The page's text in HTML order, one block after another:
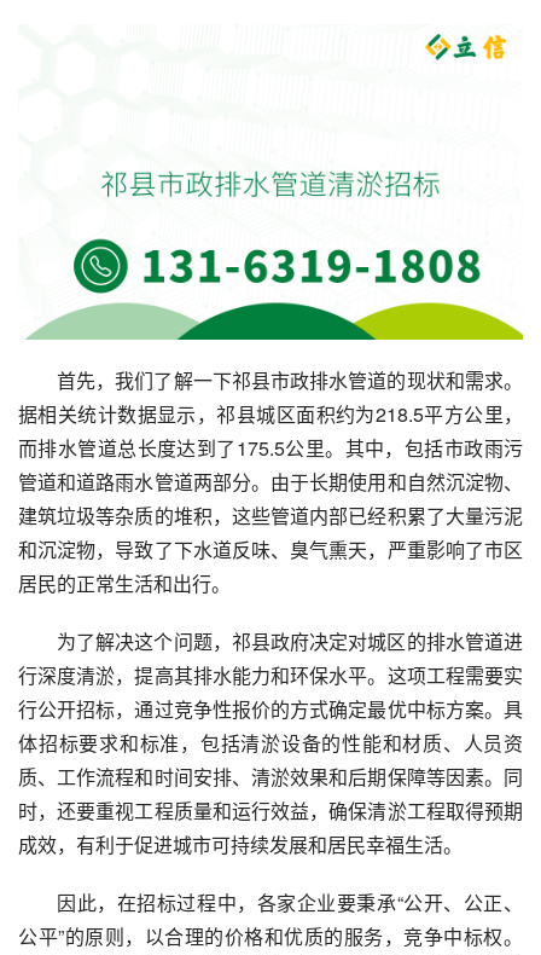
首先，我们了解一下祁县市政排水管道的现状和需求。
据相关统计数据显示，祁县城区面积约为218.5平方公里，
而排水管道总长度达到了175.5公里。其中，包括市政雨污
管道和道路雨水管道两部分。由于长期使用和自然沉淀物、
建筑垃圾等杂质的堆积，这些管道内部已经积累了大量污泥
和沉淀物，导致了下水道反味、臭气熏天，严重影响了市区
居民的正常生活和出行。
为了解决这个问题，祁县政府决定对城区的排水管道进
行深度清淤，提高其排水能力和环保水平。这项工程需要实
行公开招标，通过竞争性报价的方式确定最优中标方案。具
体招标要求和标准，包括清淤设备的性能和材质、人员资
质、工作流程和时间安排、清淤效果和后期保障等因素。同
时，还要重视工程质量和运行效益，确保清淤工程取得预期
成效，有利于促进城市可持续发展和居民幸福生活。
因此，在招标过程中，各家企业要秉承“公开、公正、
公平”的原则，以合理的价格和优质的服务，竞争中标权。